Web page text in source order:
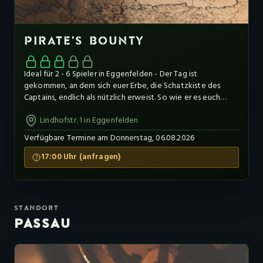
PIRATE'S BOUNTY
Ideal für 2 - 6 Spieler in Eggenfelden - Der Tag ist
gekommen, an dem sich euer Erbe, die Schatzkiste des
Captains, endlich als nützlich erweist. So wie er es euch
wurden geschnappt und das Schiff, betraut mit ihrem
Gefangenentransport, legt in 60 Minuten ab.Nun liegt es an
euch und eurem alten Artefakt das Kopfgeld der Gruppe,
auf die Goldmünzen genau herauszufinden und ihre Freiheit
zurückzukaufen.
Lindhofstr. 1 in Eggenfelden
Verfügbare Termine am Donnerstag, 06.08.2026
17:00 Uhr (anfragen)
STANDORT
PASSAU